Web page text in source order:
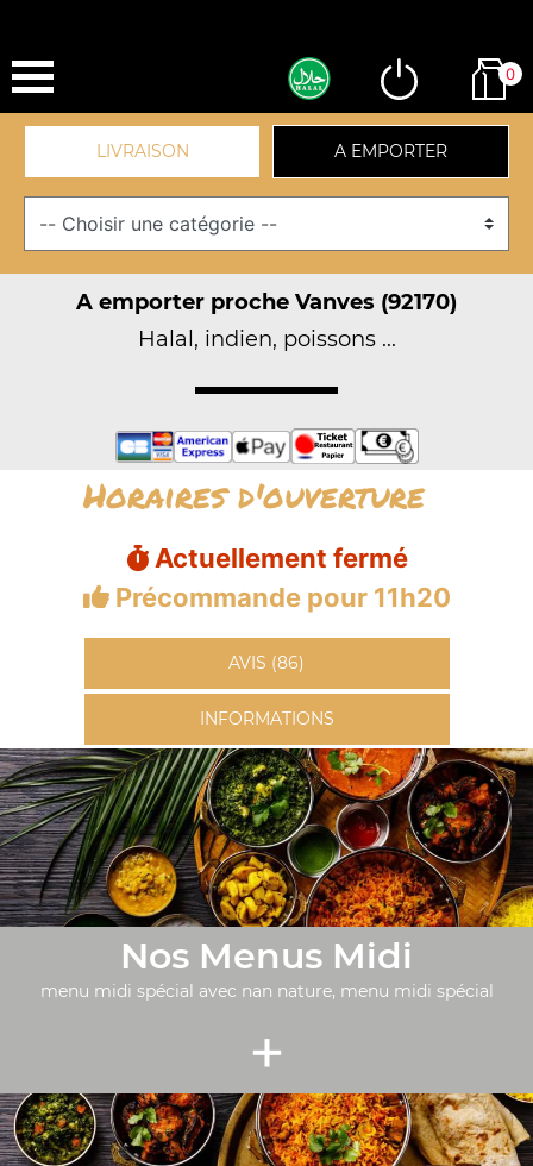
0
LIVRAISON A EMPORTER
A emporter proche Vanves (92170)
Halal, indien, poissons ...
Horaires d'ouverture
Actuellement fermé
Précommande pour 11h20
AVIS (86)
INFORMATIONS
Nos Menus Midi
menu midi spécial avec nan nature, menu midi spécial
+